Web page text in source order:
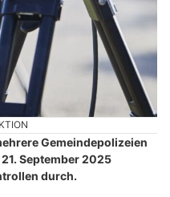
Gemeindepolizeien
September 2025
durch.